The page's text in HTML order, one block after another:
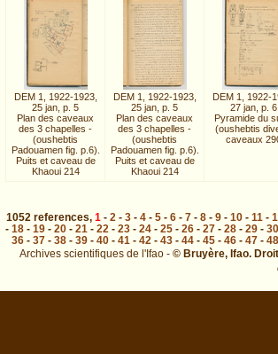
DEM 1, 1922-1923,
25 jan, p. 5
Plan des caveaux
des 3 chapelles -
(oushebtis
Padouamen fig. p.6).
Puits et caveau de
Khaoui 214
DEM 1, 1922-1923,
25 jan, p. 5
Plan des caveaux
des 3 chapelles -
(oushebtis
Padouamen fig. p.6).
Puits et caveau de
Khaoui 214
DEM 1, 1922-
27 jan, p. 6
Pyramide du
(oushebtis
caveaux
1052 references, 1 - 2 - 3 - 4 - 5 - 6 - 7 - 8 - 9 - 10 - 11 -
- 18 - 19 - 20 - 21 - 22 - 23 - 24 - 25 - 26 - 27 - 28 - 29 - 30
36 - 37 - 38 - 39 - 40 - 41 - 42 - 43 - 44 - 45 - 46 - 47 - 48
Archives scientifiques de l'Ifao - © Bruyère, Ifao.